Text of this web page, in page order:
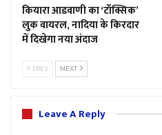
कियारा आडवाणी का ‘टॉक्सिक’
लुक वायरल, नादिया के किरदार
में दिखेगा नया अंदाज
PREV NEXT
Leave A Reply